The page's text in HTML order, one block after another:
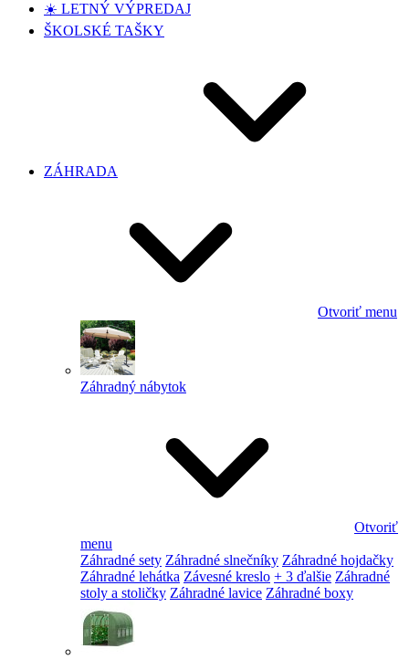
☀️ LETNÝ VÝPREDAJ
ŠKOLSKÉ TAŠKY
ZÁHRADA
Otvoriť menu
Záhradný nábytok
Otvoriť
menu
Záhradné sety Záhradné slnečníky Záhradné hojdačky
Záhradné lehátka Závesné kreslo + 3 ďalšie Záhradné
stoly a stoličky Záhradné lavice Záhradné boxy